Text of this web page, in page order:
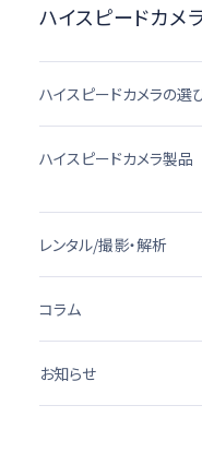
ハイスピードカメ
ハイスピードカメラの選
ハイスピードカメラ製品
レンタル/撮影・解析
コラム
お知らせ